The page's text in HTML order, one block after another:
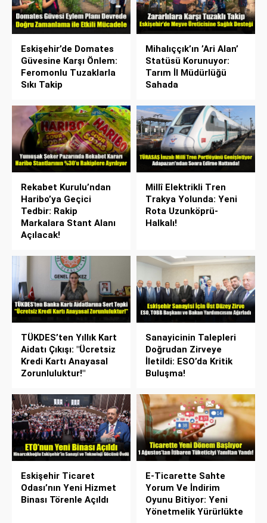
Eskişehir’de Domates
Güvesine Karşı Önlem:
Feromonlu Tuzaklarla
Sıkı Takip
Mihalıççık’ın ’Ari Alan’
Statüsü Korunuyor:
Tarım İl Müdürlüğü
Sahada
Rekabet Kurulu’ndan
Haribo’ya Geçici
Tedbir: Rakip
Markalara Stant Alanı
Açılacak!
Millî Elektrikli Tren
Trakya Yolunda: Yeni
Rota Uzunköprü-
Halkalı!
TÜKDES’ten Yıllık Kart
Aidatı Çıkışı: "Ücretsiz
Kredi Kartı Anayasal
Zorunluluktur!"
Sanayicinin Talepleri
Doğrudan Zirveye
İletildi: ESO’da Kritik
Buluşma!
Eskişehir Ticaret
Odası’nın Yeni Hizmet
Binası Törenle Açıldı
E-Ticarette Sahte
Yorum Ve İndirim
Oyunu Bitiyor: Yeni
Yönetmelik Yürürlükte